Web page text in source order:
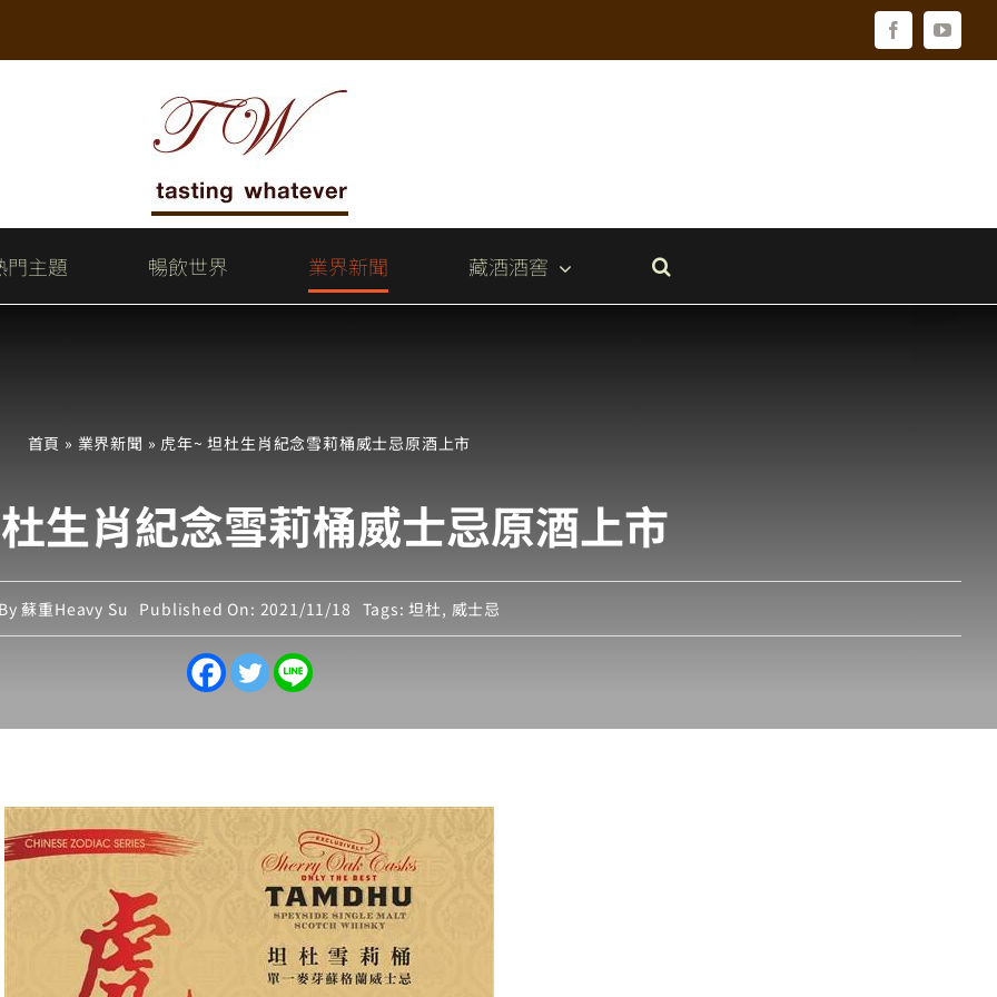
Facebook
門主題 暢飲世界 業界新聞 藏酒酒窖
首頁 » 業界新聞 » 虎年~ 坦杜生肖紀念雪莉桶威士忌原酒上市
生肖紀念雪莉桶威士忌原酒上市
蘇重Heavy Su Published On: 2021/11/18 Tags:坦杜, 威士忌